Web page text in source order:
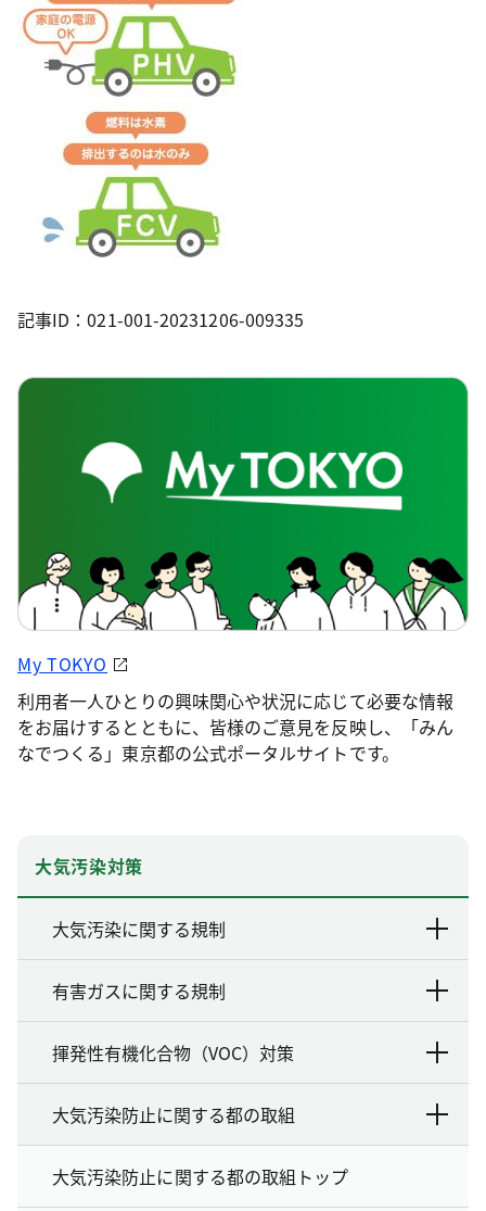
記事ID：021-001-20231206-009335
My TOKYO
利用者一人ひとりの興味関心や状況に応じて必要な情報
をお届けするとともに、皆様のご意見を反映し、「みん
なでつくる」東京都の公式ポータルサイトです。
大気汚染対策
大気汚染に関する規制
有害ガスに関する規制
揮発性有機化合物（VOC）対策
大気汚染防止に関する都の取組
大気汚染防止に関する都の取組トップ